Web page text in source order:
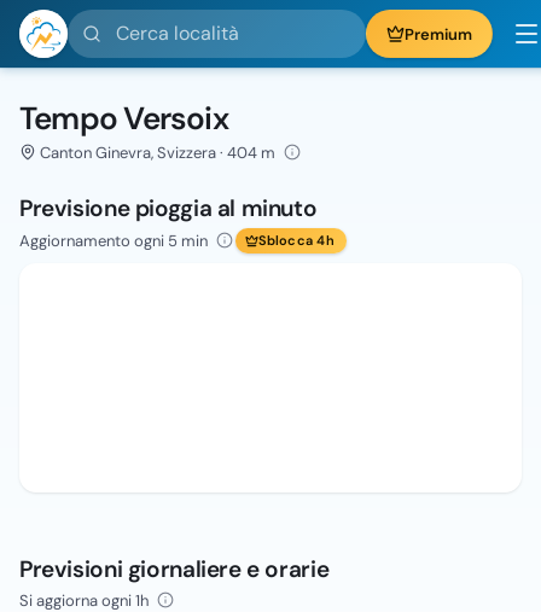
Cerca località Premium
Tempo Versoix
Canton Ginevra, Svizzera · 404 m
Previsione pioggia al minuto
Aggiornamento ogni 5 min Sblocca 4h
Previsioni giornaliere e orarie
Si aggiorna ogni 1h